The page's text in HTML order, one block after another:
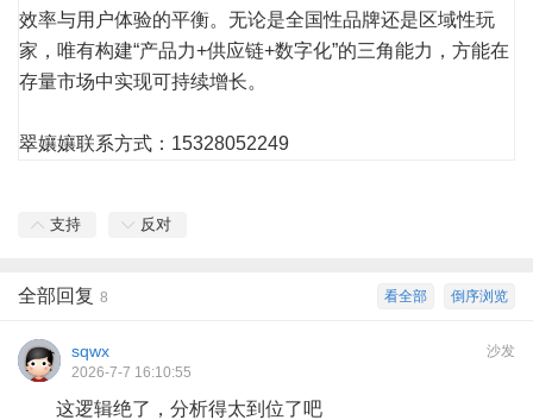
效率与用户体验的平衡。无论是全国性品牌还是区域性玩
家，唯有构建“产品力+供应链+数字化”的三角能力，方能在
存量市场中实现可持续增长。
翠孃孃联系方式： 15328052249
支持 反对
倒序浏览
看全部
全部回复 8
沙发
sqwx
2026-7-7 16:10:55
这逻辑绝了，分析得太到位了吧